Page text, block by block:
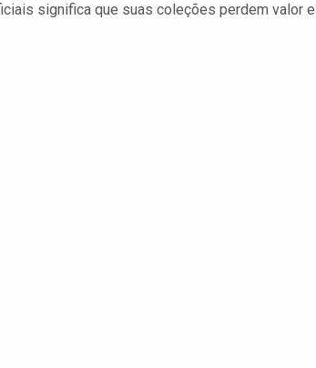
significa que suas coleções perdem valor